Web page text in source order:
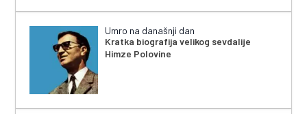
Umro na današnji dan
Kratka biografija velikog sevdalije
Himze Polovine